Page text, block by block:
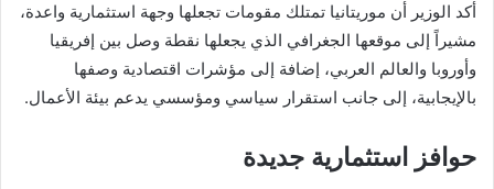
أكد الوزير أن موريتانيا تمتلك مقومات تجعلها وجهة استثمارية واعدة،
مشيراً إلى موقعها الجغرافي الذي يجعلها نقطة وصل بين إفريقيا
وأوروبا والعالم العربي، إضافة إلى مؤشرات اقتصادية وصفها
بالإيجابية، إلى جانب استقرار سياسي ومؤسسي يدعم بيئة الأعمال.
حوافز استثمارية جديدة